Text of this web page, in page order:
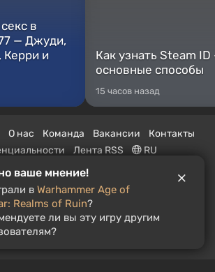
в
— Джуди,
Керри и
Как узнать Steam
основные способы
15 часов назад
О нас Команда Вакансии
Контакты
Лента RSS RU
ваше мнение!
в Warhammer Age of
Realms of Ruin?
ли вы эту игру другим